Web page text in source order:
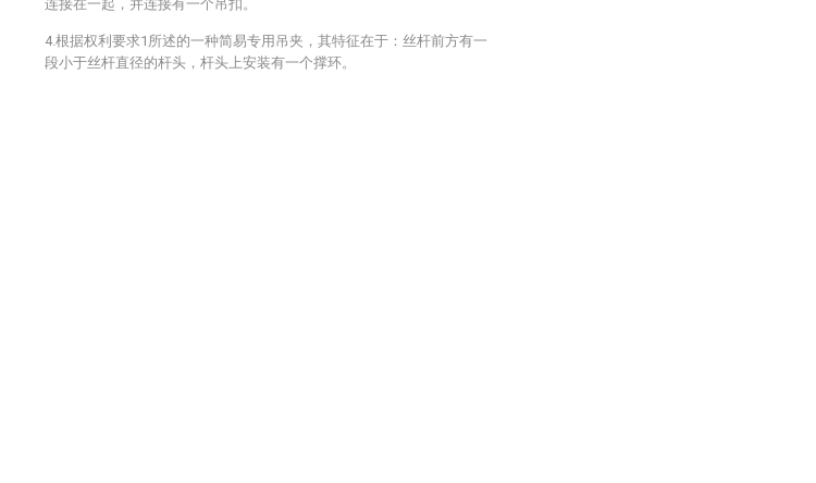
连接在一起，并连接有一个吊扣。
4.根据权利要求1所述的一种简易专用吊夹，其特征在于：丝杆前方有一
段小于丝杆直径的杆头，杆头上安装有一个撑环。